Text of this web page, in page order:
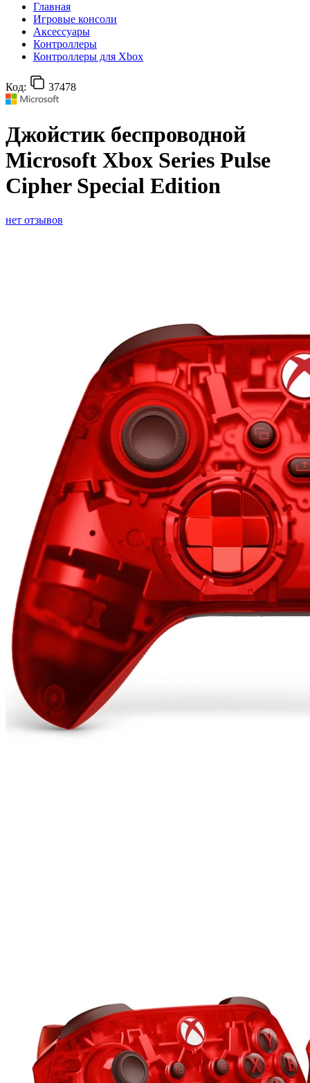
Главная
Игровые консоли
Аксессуары
Контроллеры
Контроллеры для Xbox
Код: 37478
Джойстик беспроводной
Microsoft Xbox Series Pulse
Cipher Special Edition
нет отзывов